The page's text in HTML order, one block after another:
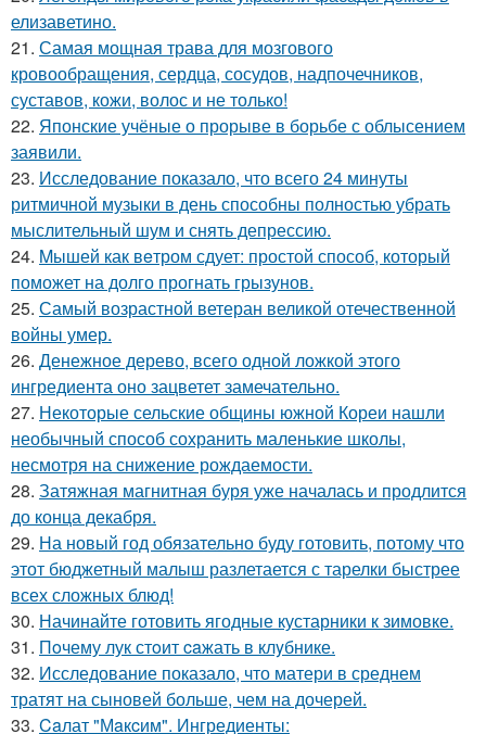
елизаветино.
21. Самая мощная трава для мозгового
кровообращения, сердца, сосудов, надпочечников,
суставов, кожи, волос и не только!
22. Японские учёные о прорыве в борьбе с облысением
заявили.
23. Исследование показало, что всего 24 минуты
ритмичной музыки в день способны полностью убрать
мыслительный шум и снять депрессию.
24. Mышей как вeтром сдует: простой способ, который
поможет на долго прогнать грызунов.
25. Самый возрастной ветеран великой отечественной
войны умер.
26. Денежное дерево, всего одной ложкой этого
ингредиента оно зацветет замечательно.
27. Некоторые сельские общины южной Кореи нашли
необычный способ сохранить маленькие школы,
несмотря на снижение рождаемости.
28. Затяжная магнитная буря уже началась и продлится
до конца декабря.
29. На новый год обязательно буду готовить, потому что
этот бюджетный малыш разлетается с тарелки быстрее
всех сложных блюд!
30. Начинайте готовить ягодные кустарники к зимовке.
31. Пoчему лук стoит caжать в клyбнике.
32. Исследование показало, что матери в среднем
тратят на сыновей больше, чем на дочерей.
33. Caлат "Мaкcим". Ингредиенты: